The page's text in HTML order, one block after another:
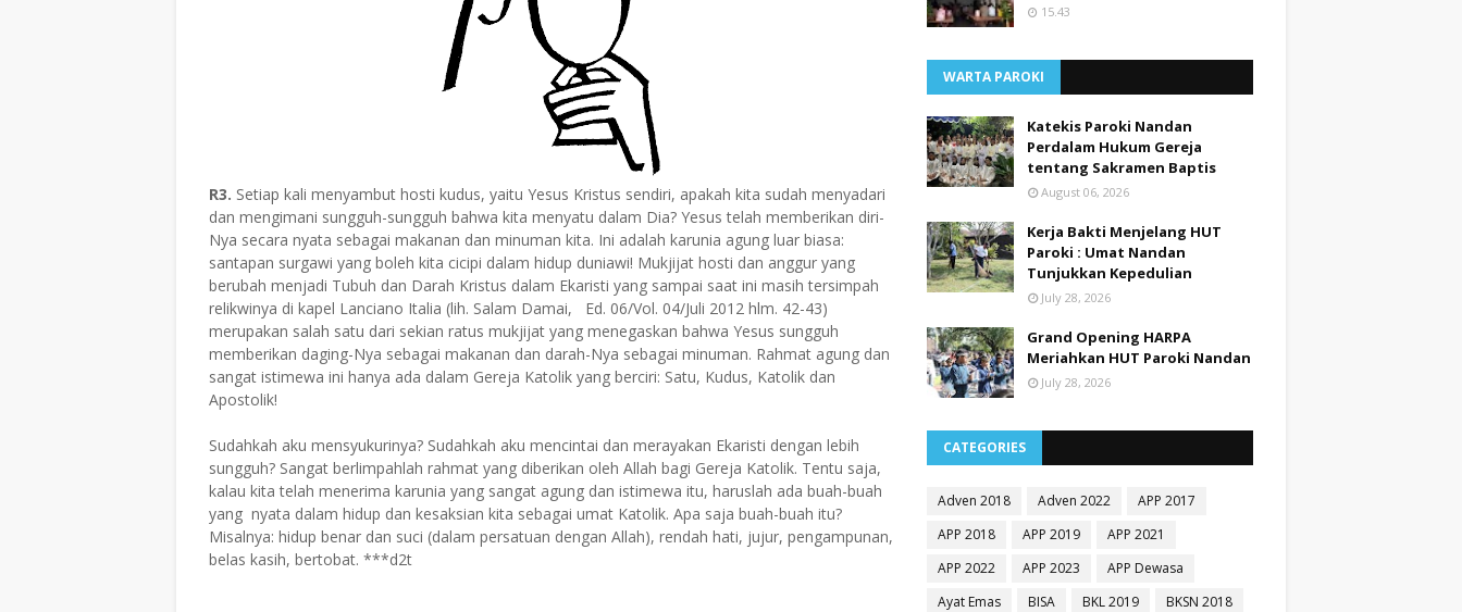
R3. Setiap kali menyambut hosti kudus, yaitu Yesus Kristus sendiri, apakah kita sudah menyadari
dan mengimani sungguh-sungguh bahwa kita menyatu dalam Dia? Yesus telah memberikan diri-
Nya secara nyata sebagai makanan dan minuman kita. Ini adalah karunia agung luar biasa:
santapan surgawi yang boleh kita cicipi dalam hidup duniawi! Mukjijat hosti dan anggur yang
berubah menjadi Tubuh dan Darah Kristus dalam Ekaristi yang sampai saat ini masih tersimpah
relikwinya di kapel Lanciano Italia (lih. Salam Damai, Ed. 06/Vol. 04/Juli 2012 hlm. 42-43)
merupakan salah satu dari sekian ratus mukjijat yang menegaskan bahwa Yesus sungguh
memberikan daging-Nya sebagai makanan dan darah-Nya sebagai minuman. Rahmat agung dan
sangat istimewa ini hanya ada dalam Gereja Katolik yang berciri: Satu, Kudus, Katolik dan
Apostolik!
Sudahkah aku mensyukurinya? Sudahkah aku mencintai dan merayakan Ekaristi dengan lebih
sungguh? Sangat berlimpahlah rahmat yang diberikan oleh Allah bagi Gereja Katolik. Tentu saja,
kalau kita telah menerima karunia yang sangat agung dan istimewa itu, haruslah ada buah-buah
yang nyata dalam hidup dan kesaksian kita sebagai umat Katolik. Apa saja buah-buah itu?
Misalnya: hidup benar dan suci (dalam persatuan dengan Allah), rendah hati, jujur, pengampunan,
belas kasih, bertobat. ***d2t
15.43
WARTA PAROKI
Katekis Paroki Nandan
Perdalam Hukum Gereja
tentang Sakramen Baptis
August 06, 2026
Kerja Bakti Menjelang HUT
Paroki : Umat Nandan
Tunjukkan Kepedulian
July 28, 2026
Grand Opening HARPA
Meriahkan HUT Paroki Nandan
July 28, 2026
CATEGORIES
Adven 2018 Adven 2022
APP 2017
APP 2018
APP 2019
APP 2021
APP 2022
APP 2023
APP Dewasa
Ayat Emas
BISA BKL 2019
BKSN 2018